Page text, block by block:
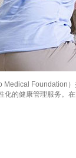
Foundation）
化的健康管理服务。